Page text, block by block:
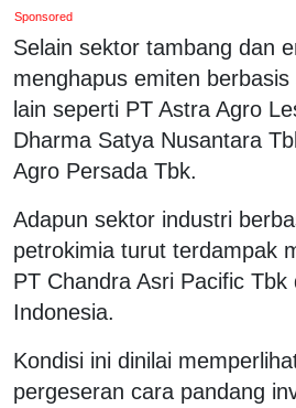
Sponsored
Selain sektor tambang dan
menghapus emiten
lain seperti PT Astra Agro
Dharma Satya Nusantara
Agro Persada Tbk.
Adapun sektor industri
petrokimia turut terdampak
PT Chandra Asri Pacific Tbk
Indonesia.
Kondisi ini dinilai
pergeseran cara pandang